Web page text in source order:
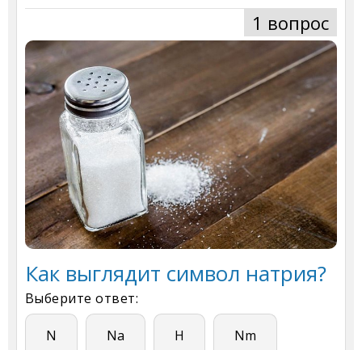
1 вопрос
Как выглядит символ натрия?
Выберите ответ:
N Na H Nm